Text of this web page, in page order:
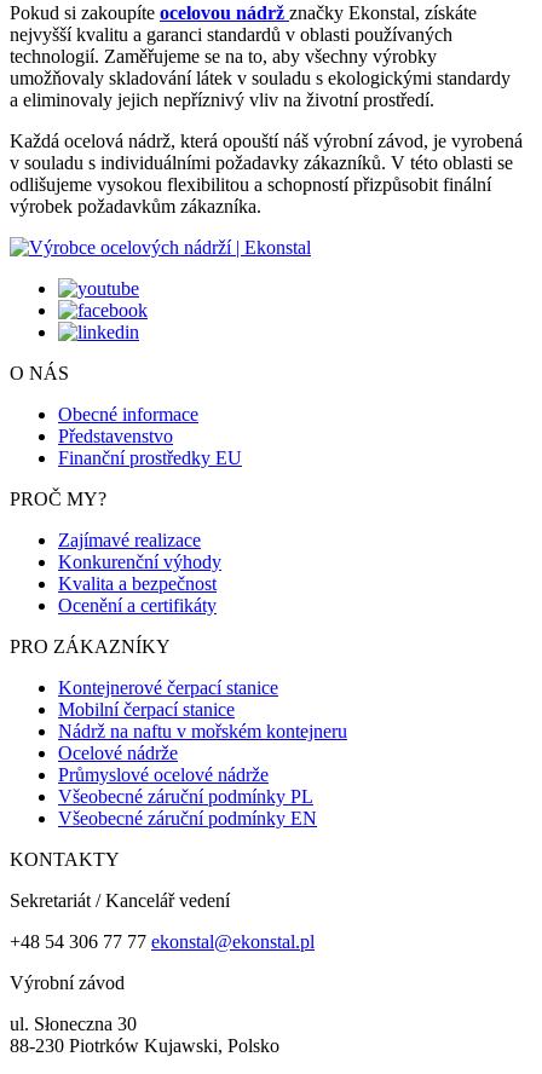
Pokud si zakoupíte ocelovou nádrž značky Ekonstal, získáte
nejvyšší kvalitu a garanci standardů v oblasti používaných
technologií. Zaměřujeme se na to, aby všechny výrobky
umožňovaly skladování látek v souladu s ekologickými standardy
a eliminovaly jejich nepříznivý vliv na životní prostředí.
Každá ocelová nádrž, která opouští náš výrobní závod, je vyrobená
v souladu s individuálními požadavky zákazníků. V této oblasti se
odlišujeme vysokou flexibilitou a schopností přizpůsobit finální
výrobek požadavkům zákazníka.
O NÁS
Obecné informace
Představenstvo
Finanční prostředky EU
PROČ MY?
Zajímavé realizace
Konkurenční výhody
Kvalita a bezpečnost
Ocenění a certifikáty
PRO ZÁKAZNÍKY
Kontejnerové čerpací stanice
Mobilní čerpací stanice
Nádrž na naftu v mořském kontejneru
Ocelové nádrže
Průmyslové ocelové nádrže
Všeobecné záruční podmínky PL
Všeobecné záruční podmínky EN
KONTAKTY
Sekretariát / Kancelář vedení
+48 54 306 77 77 ekonstal@ekonstal.pl
Výrobní závod
ul. Słoneczna 30
88-230 Piotrków Kujawski, Polsko